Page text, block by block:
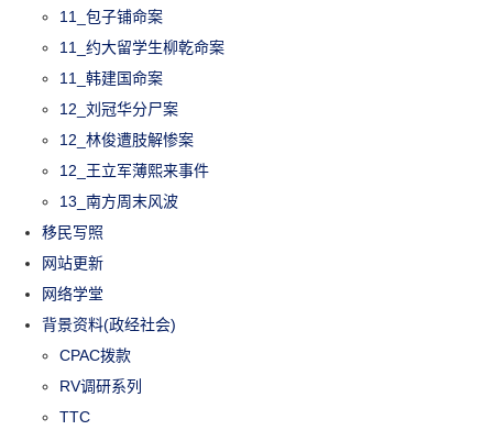
11_包子铺命案
11_约大留学生柳乾命案
11_韩建国命案
12_刘冠华分尸案
12_林俊遭肢解惨案
12_王立军薄熙来事件
13_南方周末风波
移民写照
网站更新
网络学堂
背景资料(政经社会)
CPAC拨款
RV调研系列
TTC